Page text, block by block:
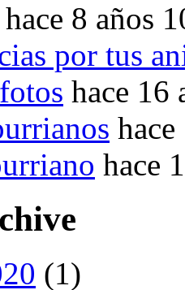
hace 8 años
por tus
hace 16
hace
(1)